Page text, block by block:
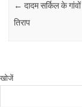
← दादम सर्किल के
तिराप
खोजें